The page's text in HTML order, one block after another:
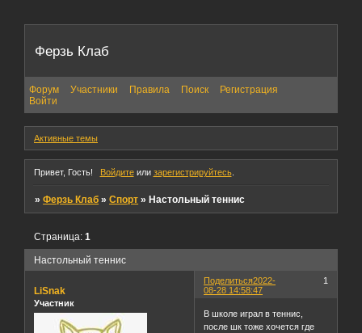
Ферзь Клаб
Форум Участники Правила Поиск
Регистрация
Войти
Активные темы
Привет, Гость! Войдитеили зарегистрируйтесь.
»Ферзь Клаб »Спорт »Настольный теннис
Настольный теннис
Страница:1
Поделиться 1
2022-
08-28 14:58:47
LiSnak
Участник
В школе играл в теннис,
после шк тоже хочется где